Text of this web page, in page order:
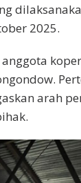
2025.
arah